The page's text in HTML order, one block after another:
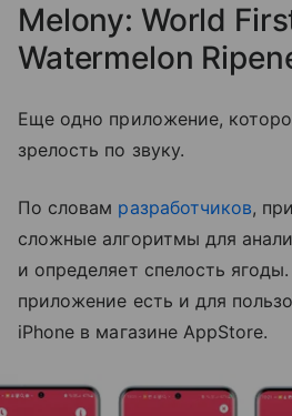
Melony: World
Watermelon
Еще одно приложение,
зрелость по звуку.
По словам разработчиков,
сложные алгоритмы для
и определяет спелость
приложение есть и для
iPhone в магазине AppStore.